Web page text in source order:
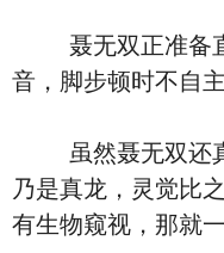
聂无双正准备直
音，脚步顿时不自
虽然聂无双还真
乃是真龙，灵觉比
有生物窥视，那就